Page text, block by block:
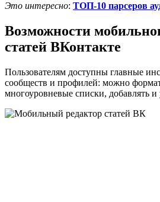
Это интересно: ТОП-10 парсеров
Возможности
статей ВКонтакте
Пользователям доступны главные
сообществ и профилей: можно
многоуровневые списки, добавлять и